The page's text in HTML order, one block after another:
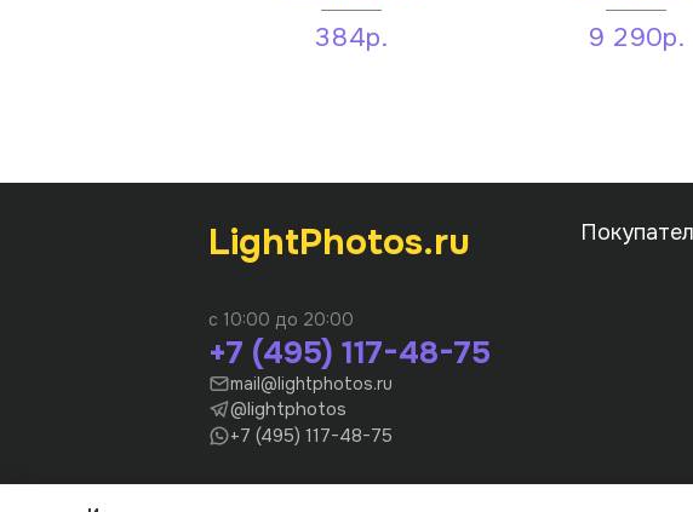
384р. 9 290р.
LightPhotos.ru
с 10:00 до 20:00
+7 (495) 117-48-75
mail@lightphotos.ru
@lightphotos
+7 (495) 117-48-75